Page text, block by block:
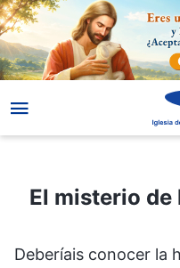
El misterio de la
El misterio
Deberíais conocer la